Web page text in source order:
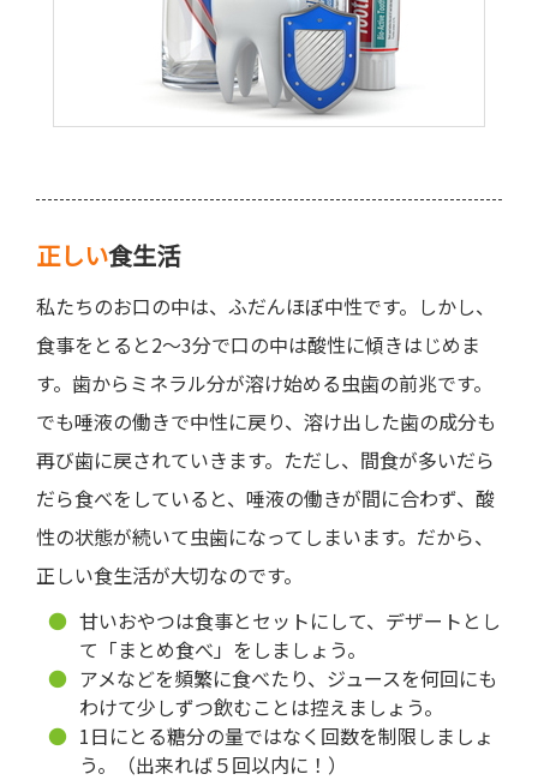
正しい食生活
私たちのお口の中は、ふだんほぼ中性です。しかし、
食事をとると2～3分で口の中は酸性に傾きはじめま
す。歯からミネラル分が溶け始める虫歯の前兆です。
でも唾液の働きで中性に戻り、溶け出した歯の成分も
再び歯に戻されていきます。ただし、間食が多いだら
だら食べをしていると、唾液の働きが間に合わず、酸
性の状態が続いて虫歯になってしまいます。だから、
正しい食生活が大切なのです。
甘いおやつは食事とセットにして、デザートとし
て「まとめ食べ」をしましょう。
アメなどを頻繁に食べたり、ジュースを何回にも
わけて少しずつ飲むことは控えましょう。
1日にとる糖分の量ではなく回数を制限しましょ
う。（出来れば５回以内に！）